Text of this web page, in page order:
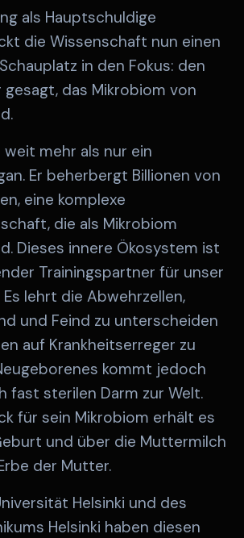
als Hauptschuldige
die Wissenschaft nun einen
in den Fokus: den
gesagt, das Mikrobiom von
weit mehr als nur ein
Er beherbergt Billionen von
eine komplexe
die als Mikrobiom
Dieses innere Ökosystem ist
Trainingspartner für unser
lehrt die Abwehrzellen,
und Feind zu unterscheiden
auf Krankheitserreger zu
kommt jedoch
fast sterilen Darm zur Welt.
für sein Mikrobiom erhält es
und über die Muttermilch
der Mutter.
Helsinki und des
Helsinki haben diesen